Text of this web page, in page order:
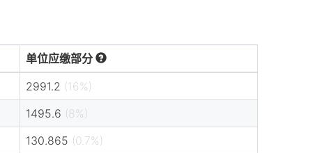
单位应缴部分
2991.2 (16%)
1495.6 (8%)
130.865 (0.7%)